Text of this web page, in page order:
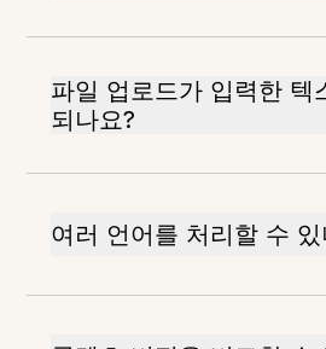
파일 업로드가 입력한 텍
되나요?
여러 언어를 처리할 수 있